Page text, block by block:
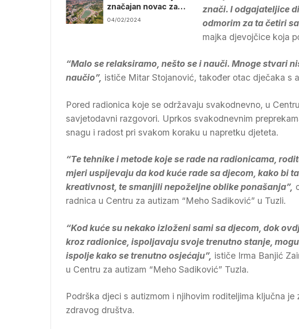
značajan novac za
podršku
04/02/2024
znači. I odgajateljice
odmorim za ta četiri
majka djevojčice koja
“Malo se relaksiramo, nešto se i nauči. Mnoge stvari
naučio”, ističe Mitar Stojanović, također otac dječaka s
Pored radionica koje se održavaju svakodnevno, u
savjetodavni razgovori. Uprkos svakodnevnim
snagu i radost pri svakom koraku u napretku djeteta.
“Te tehnike i metode koje se rade na radionicama,
mjeri uspijevaju da kod kuće rade sa djecom, kako bi
kreativnost, te smanjili nepoželjne oblike ponašanja”,
radnica u Centru za autizam “Meho Sadiković” u Tuzli.
“Kod kuće su nekako izloženi sami sa djecom, dok
kroz radionice, ispoljavaju svoje trenutno stanje,
ispolje kako se trenutno osjećaju”, ističe Irma Banjić
u Centru za autizam “Meho Sadiković” Tuzla.
Podrška djeci s autizmom i njihovim roditeljima ključna
zdravog društva.